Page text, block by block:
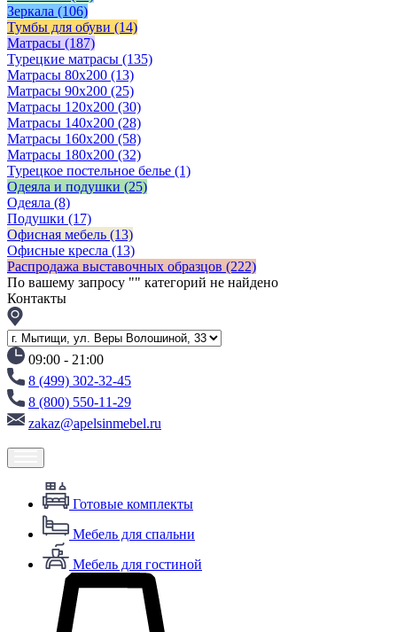
Зеркала (106)
Тумбы для обуви (14)
Матрасы (187)
Турецкие матрасы (135)
Матрасы 80x200 (13)
Матрасы 90х200 (25)
Матрасы 120х200 (30)
Матрасы 140х200 (28)
Матрасы 160х200 (58)
Матрасы 180х200 (32)
Турецкое постельное белье (1)
Одеяла и подушки (25)
Одеяла (8)
Подушки (17)
Офисная мебель (13)
Офисные кресла (13)
Распродажа выставочных образцов (222)
По вашему запросу "" категорий не найдено
Контакты
09:00 - 21:00
8 (499) 302-32-45
8 (800) 550-11-29
zakaz@apelsinmebel.ru
Готовые комплекты
Мебель для спальни
Мебель для гостиной